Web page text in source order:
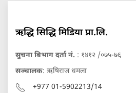
ऋद्धि सिद्धि मिडिया प्रा.लि.
सुचना बिभाग दर्ता नं. : १४१२ /०७५-७६
सञ्चालक: ऋषिराज धमला
+977 01-5902213/14